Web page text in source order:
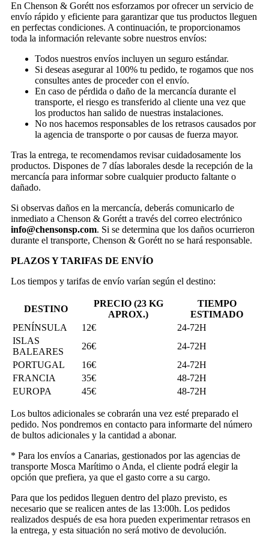
En Chenson & Gorétt nos esforzamos por ofrecer un servicio de
envío rápido y eficiente para garantizar que tus productos lleguen
en perfectas condiciones. A continuación, te proporcionamos
toda la información relevante sobre nuestros envíos:
Todos nuestros envíos incluyen un seguro estándar.
Si deseas asegurar al 100% tu pedido, te rogamos que nos
consultes antes de proceder con el envío.
En caso de pérdida o daño de la mercancía durante el
transporte, el riesgo es transferido al cliente una vez que
los productos han salido de nuestras instalaciones.
No nos hacemos responsables de los retrasos causados por
la agencia de transporte o por causas de fuerza mayor.
Tras la entrega, te recomendamos revisar cuidadosamente los
productos. Dispones de 7 días laborales desde la recepción de la
mercancía para informar sobre cualquier producto faltante o
dañado.
Si observas daños en la mercancía, deberás comunicarlo de
inmediato a Chenson & Gorétt a través del correo electrónico
info@chensonsp.com. Si se determina que los daños ocurrieron
durante el transporte, Chenson & Gorétt no se hará responsable.
PLAZOS Y TARIFAS DE ENVÍO
Los tiempos y tarifas de envío varían según el destino:
DESTINO
PRECIO (23 KG
APROX.)
TIEMPO
ESTIMADO
PENÍNSULA
12€
24-72H
ISLAS
BALEARES
26€
24-72H
PORTUGAL
16€
24-72H
FRANCIA
35€
48-72H
EUROPA
45€ 48-72H
Los bultos adicionales se cobrarán una vez esté preparado el
pedido. Nos pondremos en contacto para informarte del número
de bultos adicionales y la cantidad a abonar.
* Para los envíos a Canarias, gestionados por las agencias de
transporte Mosca Marítimo o Anda, el cliente podrá elegir la
opción que prefiera, ya que el gasto corre a su cargo.
Para que los pedidos lleguen dentro del plazo previsto, es
necesario que se realicen antes de las 13:00h. Los pedidos
realizados después de esa hora pueden experimentar retrasos en
la entrega, y esta situación no será motivo de devolución.